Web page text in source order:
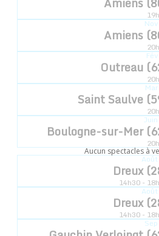
Nov
Amiens
Fév
Outreau
Mar
Saint Saulve
Juin
Boulogne-sur-Mer
Aucun spectacles à
Août
Dreux
14h30 -
Août
Dreux
14h30 -
Sep
Date :
Heure :
Catégorie d’Évènement: